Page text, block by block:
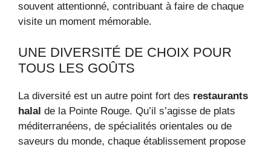
souvent attentionné, contribuant à faire de chaque
visite un moment mémorable.
UNE DIVERSITÉ DE CHOIX POUR
TOUS LES GOÛTS
La diversité est un autre point fort des restaurants
halal de la Pointe Rouge. Qu’il s’agisse de plats
méditerranéens, de spécialités orientales ou de
saveurs du monde, chaque établissement propose